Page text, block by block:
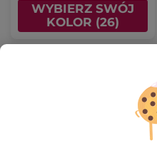
WYBIERZ SWÓJ
KOLOR (26)